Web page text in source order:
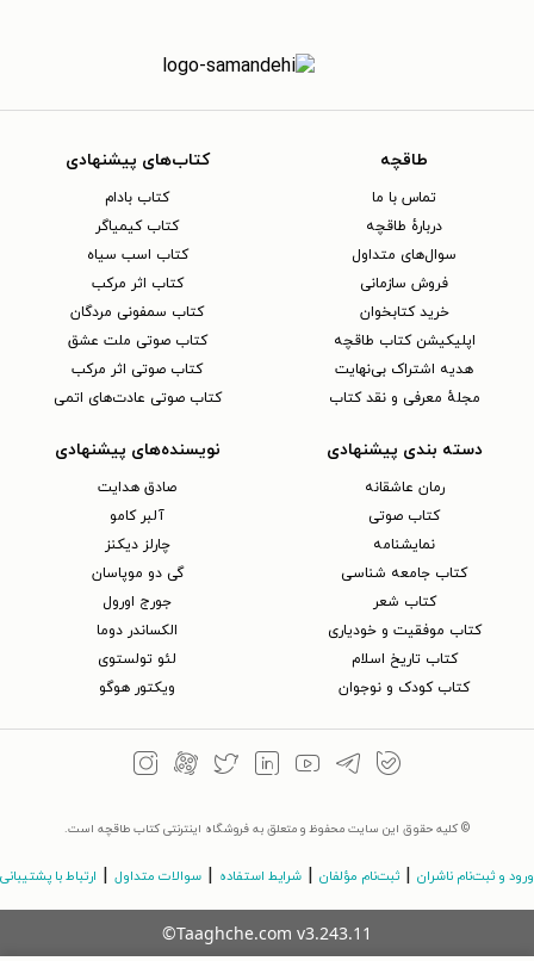
طاقچه
تماس با ما
دربارهٔ طاقچه
سوال‌های متداول
فروش سازمانی
خرید کتابخوان
اپلیکیشن کتاب طاقچه
هدیه اشتراک بی‌نهایت
مجلهٔ معرفی و نقد کتاب
کتاب‌های پیشنهادی
کتاب بادام
کتاب کیمیاگر
کتاب اسب سیاه
کتاب اثر مرکب
کتاب سمفونی مردگان
کتاب صوتی ملت عشق
کتاب صوتی اثر مرکب
کتاب صوتی عادت‌های اتمی
دسته بندی پیشنهادی
رمان عاشقانه
کتاب‌ صوتی
نمایشنامه
کتاب جامعه شناسی
کتاب شعر
کتاب موفقیت و خودیاری
کتاب تاریخ اسلام
کتاب کودک و نوجوان
نویسنده‌های پیشنهادی
صادق هدایت
آلبر کامو
چارلز دیکنز
گی دو موپاسان
جورج اورول
الکساندر دوما
لئو تولستوی
ویکتور هوگو
© کلیه حقوق این سایت محفوظ و متعلق به فروشگاه اینترنتی کتاب طاقچه است.
ورود و ثبت‌نام ناشران ثبت‌نام مؤلفان شرایط استفاده سوالات متداول ارتباط با پشتیبانی
©Taaghche.com v3.243.11